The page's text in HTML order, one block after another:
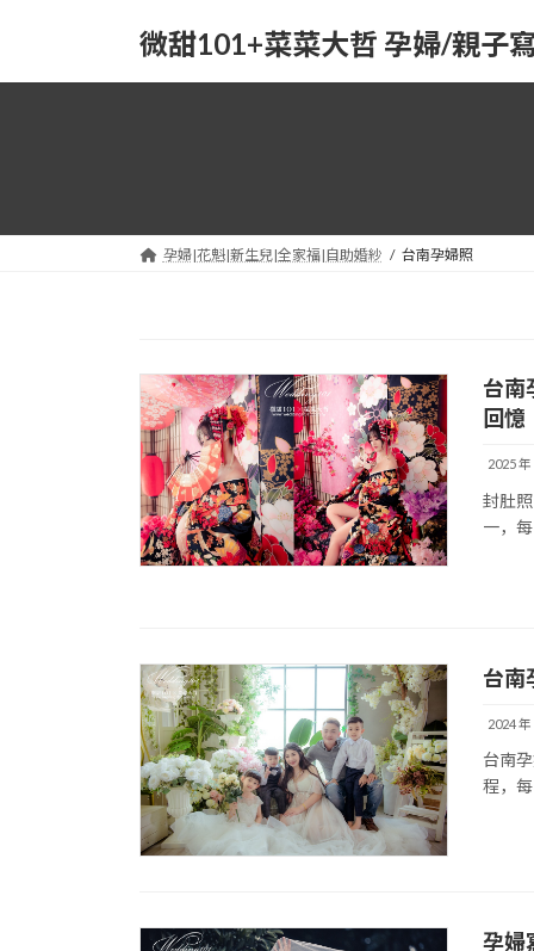
content
Navigation
微甜101+菜菜大哲 孕婦/親子
孕婦|花魁|新生兒|全家福|自助婚紗 台南孕婦照
台南
回憶
2025 年
封肚
一，
台南
2024 年
台南
程，
孕婦